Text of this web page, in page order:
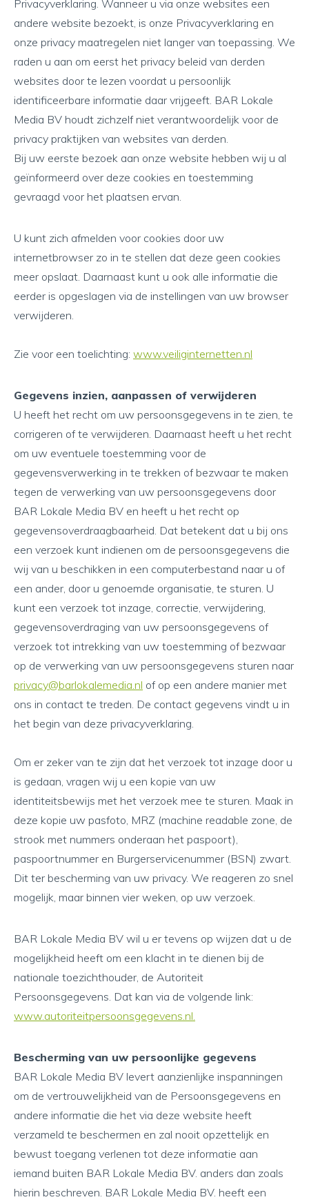
Privacyverklaring. Wanneer u via onze websites een
andere website bezoekt, is onze Privacyverklaring en
onze privacy maatregelen niet langer van toepassing. We
raden u aan om eerst het privacy beleid van derden
websites door te lezen voordat u persoonlijk
identificeerbare informatie daar vrijgeeft. BAR Lokale
Media BV houdt zichzelf niet verantwoordelijk voor de
privacy praktijken van websites van derden.
Bij uw eerste bezoek aan onze website hebben wij u al
geïnformeerd over deze cookies en toestemming
gevraagd voor het plaatsen ervan.
U kunt zich afmelden voor cookies door uw
internetbrowser zo in te stellen dat deze geen cookies
meer opslaat. Daarnaast kunt u ook alle informatie die
eerder is opgeslagen via de instellingen van uw browser
verwijderen.
Zie voor een toelichting: www.veiliginternetten.nl
Gegevens inzien, aanpassen of verwijderen
U heeft het recht om uw persoonsgegevens in te zien, te
corrigeren of te verwijderen. Daarnaast heeft u het recht
om uw eventuele toestemming voor de
gegevensverwerking in te trekken of bezwaar te maken
tegen de verwerking van uw persoonsgegevens door
BAR Lokale Media BV en heeft u het recht op
gegevensoverdraagbaarheid. Dat betekent dat u bij ons
een verzoek kunt indienen om de persoonsgegevens die
wij van u beschikken in een computerbestand naar u of
een ander, door u genoemde organisatie, te sturen. U
kunt een verzoek tot inzage, correctie, verwijdering,
gegevensoverdraging van uw persoonsgegevens of
verzoek tot intrekking van uw toestemming of bezwaar
op de verwerking van uw persoonsgegevens sturen naar
privacy@barlokalemedia.nl of op een andere manier met
ons in contact te treden. De contact gegevens vindt u in
het begin van deze privacyverklaring.
Om er zeker van te zijn dat het verzoek tot inzage door u
is gedaan, vragen wij u een kopie van uw
identiteitsbewijs met het verzoek mee te sturen. Maak in
deze kopie uw pasfoto, MRZ (machine readable zone, de
strook met nummers onderaan het paspoort),
paspoortnummer en Burgerservicenummer (BSN) zwart.
Dit ter bescherming van uw privacy. We reageren zo snel
mogelijk, maar binnen vier weken, op uw verzoek.
BAR Lokale Media BV wil u er tevens op wijzen dat u de
mogelijkheid heeft om een klacht in te dienen bij de
nationale toezichthouder, de Autoriteit
Persoonsgegevens. Dat kan via de volgende link:
www.autoriteitpersoonsgegevens.nl.
Bescherming van uw persoonlijke gegevens
BAR Lokale Media BV levert aanzienlijke inspanningen
om de vertrouwelijkheid van de Persoonsgegevens en
andere informatie die het via deze website heeft
verzameld te beschermen en zal nooit opzettelijk en
bewust toegang verlenen tot deze informatie aan
iemand buiten BAR Lokale Media BV. anders dan zoals
hierin beschreven. BAR Lokale Media BV. heeft een